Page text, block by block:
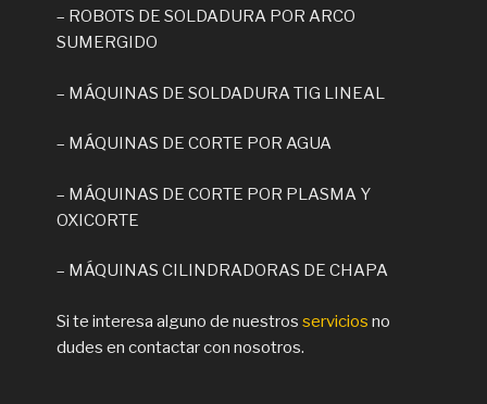
– ROBOTS DE SOLDADURA POR ARCO
SUMERGIDO
– MÁQUINAS DE SOLDADURA TIG LINEAL
– MÁQUINAS DE CORTE POR AGUA
– MÁQUINAS DE CORTE POR PLASMA Y
OXICORTE
– MÁQUINAS CILINDRADORAS DE CHAPA
Si te interesa alguno de nuestrosservicios no
dudes en contactar con nosotros.